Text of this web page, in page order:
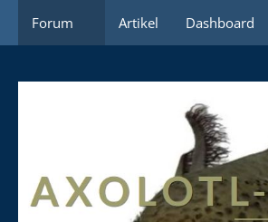
Forum Artikel Dashboard